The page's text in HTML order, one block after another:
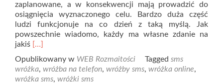
zaplanowane, a w konsekwencji mają prowadzić do
osiągnięcia wyznaczonego celu. Bardzo duża część
ludzi funkcjonuje na co dzień z taką myślą. Jak
powszechnie wiadomo, każdy ma własne zdanie na
jakiś Read
about
Szukasz
[…]
Opublikowany w WEB Rozmaitości Tagged sms
wróżka, wróżba na telefon, wróżby sms, wróżka online,
wróżka sms, wróżki sms